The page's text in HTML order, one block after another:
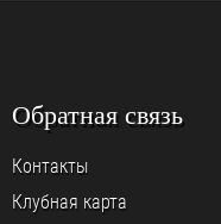
Обратная связь
Контакты
Клубная карта